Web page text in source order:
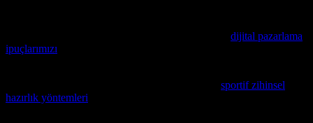
dijital pazarlama
ipuçlarımızı
sportif zihinsel
hazırlık yöntemleri